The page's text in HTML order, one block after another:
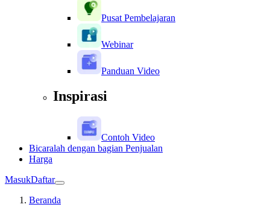
Pusat Pembelajaran
Webinar
Panduan Video
Inspirasi
Contoh Video
Bicaralah dengan bagian Penjualan
Harga
MasukDaftar
Beranda